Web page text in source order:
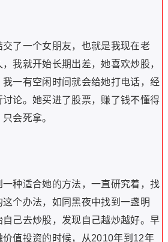
了一个女朋友，也就是我现在老
我就开始长期出差，她喜欢炒股，
一有空闲时间就会给她打电话，经
论。她买进了股票，赚了钱不懂得
会死拿。
种适合她的方法，一直研究着，找
个办法，如同黑夜中找到一盏明
己去炒股，发现自己越炒越好。早
值投资的时候，从2010年到12年